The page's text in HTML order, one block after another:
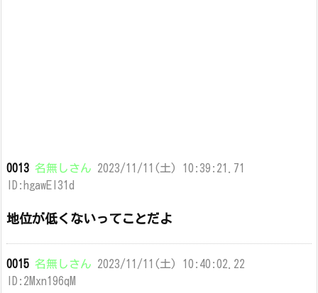
0013 名無しさん 2023/11/11(土) 10:39:21.71
ID:hgawEl31d
地位が低くないってことだよ
0015 名無しさん 2023/11/11(土) 10:40:02.22
ID:2Mxn196qM